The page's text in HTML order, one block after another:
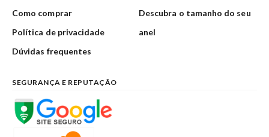
Como comprar
Política de privacidade
Dúvidas frequentes
Descubra o tamanho do seu
anel
SEGURANÇA E REPUTAÇÃO